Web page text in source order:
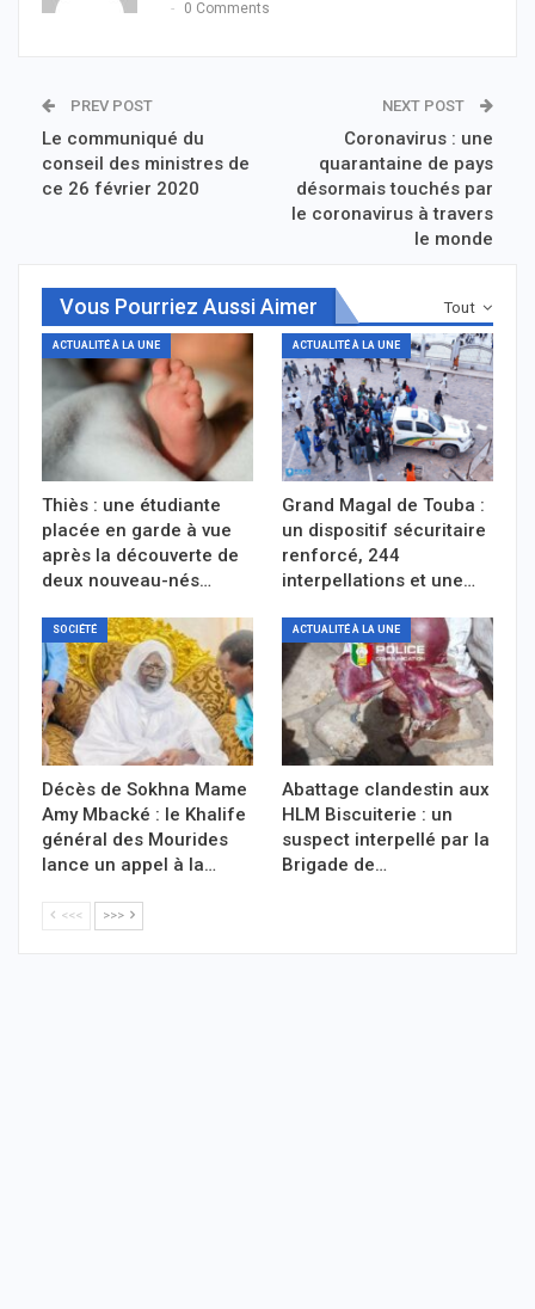
0 Comments
PREV POST
Le communiqué du
conseil des ministres de
ce 26 février 2020
NEXT POST
Coronavirus : une
quarantaine de pays
désormais touchés par
le coronavirus à travers
le monde
Tout
Vous Pourriez Aussi Aimer
ACTUALITÉ À LA UNE
Thiès : une étudiante
placée en garde à vue
après la découverte de
deux nouveau-nés…
ACTUALITÉ À LA UNE
Grand Magal de Touba :
un dispositif sécuritaire
renforcé, 244
interpellations et une…
SOCIÉTÉ
Décès de Sokhna Mame
Amy Mbacké : le Khalife
général des Mourides
lance un appel à la…
ACTUALITÉ À LA UNE
Abattage clandestin aux
HLM Biscuiterie : un
suspect interpellé par la
Brigade de…
<<< >>>